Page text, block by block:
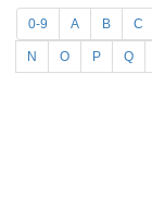
0-9 A B C
N O P Q